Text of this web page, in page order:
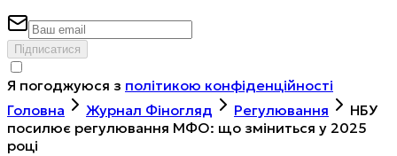
Підписатися
Я погоджуюся з політикою конфіденційності
Головна
Журнал Фіногляд Регулювання
НБУ
посилює регулювання МФО: що зміниться у 2025
році